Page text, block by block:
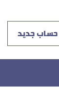
حساب جديد